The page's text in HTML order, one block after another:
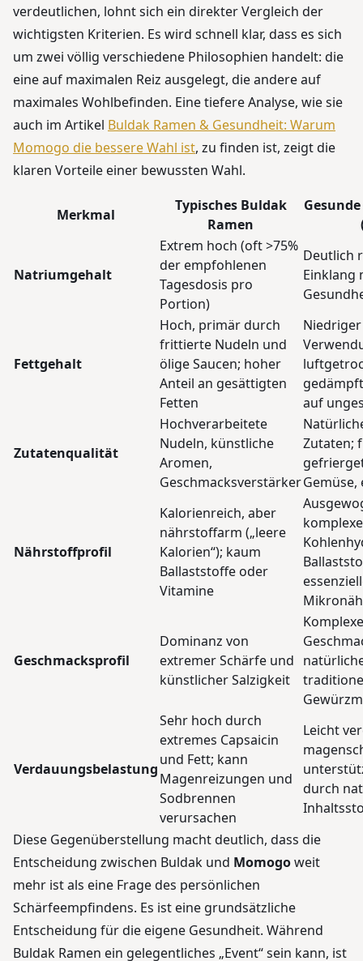
verdeutlichen, lohnt sich ein direkter Vergleich der
wichtigsten Kriterien. Es wird schnell klar, dass es sich
um zwei völlig verschiedene Philosophien handelt: die
eine auf maximalen Reiz ausgelegt, die andere auf
maximales Wohlbefinden. Eine tiefere Analyse, wie sie
auch im Artikel Buldak Ramen & Gesundheit: Warum
Momogo die bessere Wahl ist, zu finden ist, zeigt die
klaren Vorteile einer bewussten Wahl.
Merkmal
Typisches Buldak
Ramen
Natriumgehalt
Extrem hoch (oft >75%
der empfohlenen
Tagesdosis pro
Portion)
Deutlich
Einklang
Fettgehalt
Hoch, primär durch
frittierte Nudeln und
ölige Saucen; hoher
Anteil an gesättigten
Fetten
auf
Zutatenqualität
Hochverarbeitete
Nudeln, künstliche
Aromen,
Geschmacksverstärker
Zutaten;
Gemüse,
Nährstoffprofil
Kalorienreich, aber
nährstoffarm („leere
Kalorien“); kaum
Ballaststoffe oder
Vitamine
Geschmacksprofil
Dominanz von
extremer Schärfe und
künstlicher Salzigkeit
Verdauungsbelastung
Sehr hoch durch
extremes Capsaicin
und Fett; kann
Magenreizungen und
Sodbrennen
verursachen
Leicht
durch
Diese Gegenüberstellung macht deutlich, dass die
Entscheidung zwischen Buldak und Momogoweit
mehr ist als eine Frage des persönlichen
Schärfeempfindens. Es ist eine grundsätzliche
Entscheidung für die eigene Gesundheit. Während
Buldak Ramen ein gelegentliches „Event“ sein kann, ist